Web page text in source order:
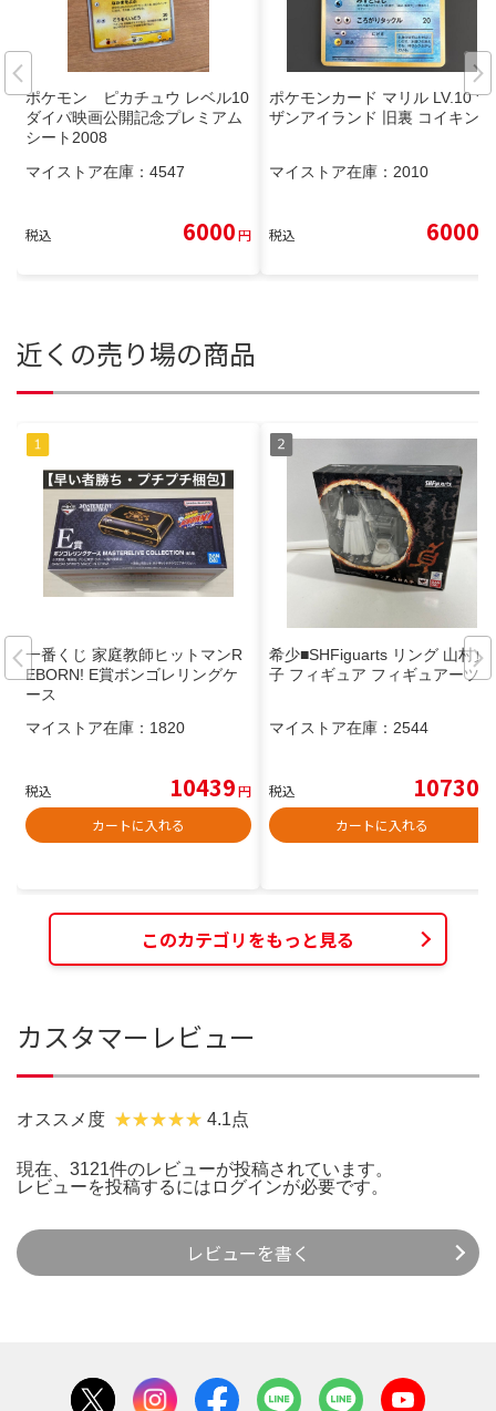
ポケモン ピカチュウ レベル10
ダイパ映画公開記念プレミアム
シート2008
マイストア在庫： 4547
税込 6000円
ポケモンカード マリル LV.10 サ
ザンアイランド 旧裏 コイキング
マイストア在庫： 2010
税込 6000
近くの売り場の商品
一番くじ 家庭教師ヒットマンR
EBORN! E賞ボンゴレリングケ
ース
マイストア在庫： 1820
税込 10439円
カートに入れる
希少■SHFiguarts リング 山村貞
子 フィギュア フィギュアーツ
マイストア在庫： 2544
税込 10730
カートに入れる
このカテゴリをもっと見る
カスタマーレビュー
オススメ度 4.1点
現在、3121件のレビューが投稿されています。
レビューを投稿するには ログインが必要です。
レビューを書く